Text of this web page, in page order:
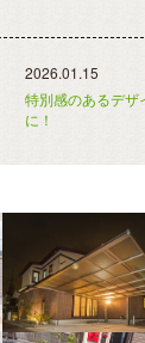
2026.01.15
特別感のあるデザ
に！